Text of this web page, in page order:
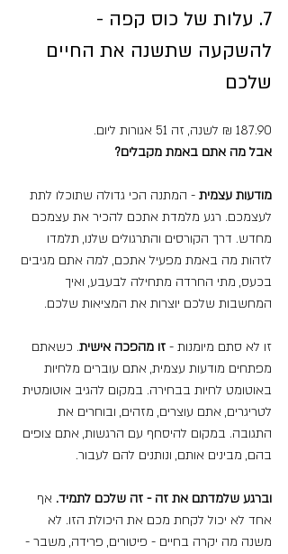
7. עלות של כוס קפה -
להשקעה שתשנה את החיים
שלכם
187.90 ₪ לשנה, זה 51 אגורות ליום.
אבל מה אתם באמת מקבלים?
מודעות עצמית - המתנה הכי גדולה שתוכלו לתת
לעצמכם. רגע מלמדת אתכם להכיר את עצמכם
מחדש. דרך הקורסים והתרגולים שלנו, תלמדו
לזהות מה באמת מפעיל אתכם, למה אתם מגיבים
בכעס, מתי החרדה מתחילה לבעבע, ואיך
המחשבות שלכם יוצרות את המציאות שלכם.
זו לא סתם מיומנות - זו מהפכה אישית. כשאתם
מפתחים מודעות עצמית, אתם עוברים מלחיות
באוטומט לחיות בבחירה. במקום להגיב אוטומטית
לטריגרים, אתם עוצרים, מזהים, ובוחרים את
התגובה. במקום להיסחף עם הרגשות, אתם צופים
בהם, מבינים אותם, ונותנים להם לעבור.
וברגע שלמדתם את זה - זה שלכם לתמיד. אף
אחד לא יכול לקחת מכם את היכולת הזו. לא
משנה מה יקרה בחיים - פיטורים, פרידה, משבר -